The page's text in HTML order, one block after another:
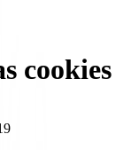
cookies